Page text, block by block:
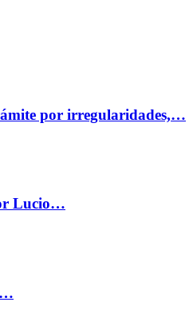
por irregularidades,…
Lucio…